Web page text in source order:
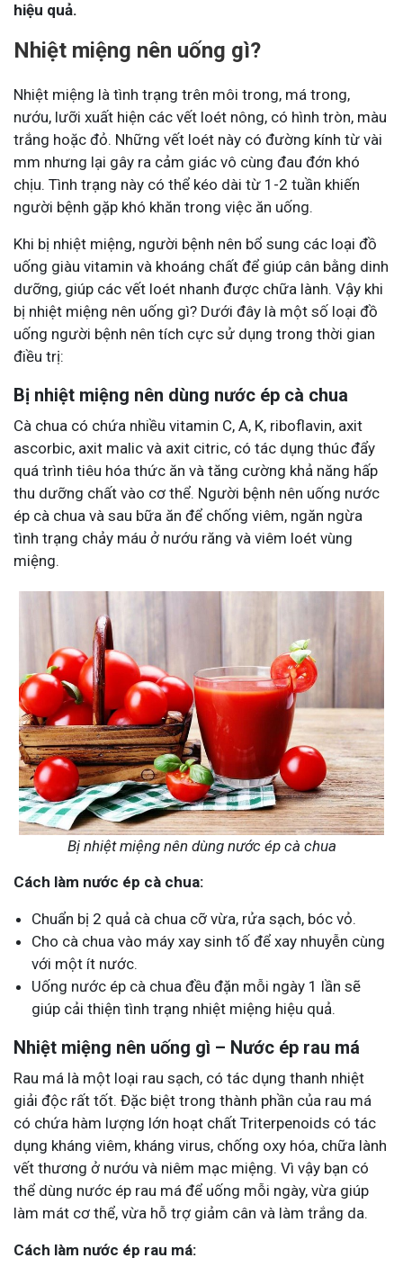
hiệu quả.
Nhiệt miệng nên uống gì?
Nhiệt miệng là tình trạng trên môi trong, má trong,
nướu, lưỡi xuất hiện các vết loét nông, có hình tròn, màu
trắng hoặc đỏ. Những vết loét này có đường kính từ vài
mm nhưng lại gây ra cảm giác vô cùng đau đớn khó
chịu. Tình trạng này có thể kéo dài từ 1-2 tuần khiến
người bệnh gặp khó khăn trong việc ăn uống.
Khi bị nhiệt miệng, người bệnh nên bổ sung các loại đồ
uống giàu vitamin và khoáng chất để giúp cân bằng dinh
dưỡng, giúp các vết loét nhanh được chữa lành. Vậy khi
bị nhiệt miệng nên uống gì? Dưới đây là một số loại đồ
uống người bệnh nên tích cực sử dụng trong thời gian
điều trị:
Bị nhiệt miệng nên dùng nước ép cà chua
Cà chua có chứa nhiều vitamin C, A, K, riboflavin, axit
ascorbic, axit malic và axit citric, có tác dụng thúc đẩy
quá trình tiêu hóa thức ăn và tăng cường khả năng hấp
thu dưỡng chất vào cơ thể. Người bệnh nên uống nước
ép cà chua và sau bữa ăn để chống viêm, ngăn ngừa
tình trạng chảy máu ở nướu răng và viêm loét vùng
miệng.
Bị nhiệt miệng nên dùng nước ép cà chua
Cách làm nước ép cà chua:
Chuẩn bị 2 quả cà chua cỡ vừa, rửa sạch, bóc vỏ.
Cho cà chua vào máy xay sinh tố để xay nhuyễn cùng
với một ít nước.
Uống nước ép cà chua đều đặn mỗi ngày 1 lần sẽ
giúp cải thiện tình trạng nhiệt miệng hiệu quả.
Nhiệt miệng nên uống gì – Nước ép rau má
Rau má là một loại rau sạch, có tác dụng thanh nhiệt
giải độc rất tốt. Đặc biệt trong thành phần của rau má
có chứa hàm lượng lớn hoạt chất Triterpenoids có tác
dụng kháng viêm, kháng virus, chống oxy hóa, chữa lành
vết thương ở nướu và niêm mạc miệng. Vì vậy bạn có
thể dùng nước ép rau má để uống mỗi ngày, vừa giúp
làm mát cơ thể, vừa hỗ trợ giảm cân và làm trắng da.
Cách làm nước ép rau má: